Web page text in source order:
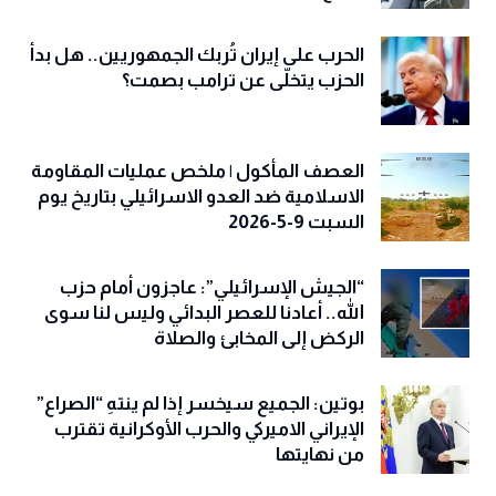
الحرب على إيران تُربك الجمهوريين.. هل بدأ
الحزب يتخلّى عن ترامب بصمت؟
العصف المأكول | ملخص عمليات المقاومة
الاسلامية ضد العدو الاسرائيلي بتاريخ يوم
السبت 9-5-2026
“الجيش الإسرائيلي”: عاجزون أمام حزب
الله.. أعادنا للعصر البدائي وليس لنا سوى
الركض إلى المخابئ والصلاة
بوتين: الجميع سيخسر إذا لم ينتهِ “الصراع”
الإيراني الاميركي والحرب الأوكرانية تقترب
من نهايتها